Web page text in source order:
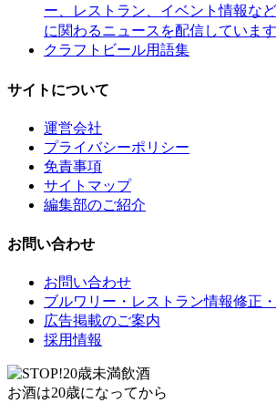
ー、レストラン、イベント情報な
に関わるニュースを配信しています
クラフトビール用語集
サイトについて
運営会社
プライバシーポリシー
免責事項
サイトマップ
編集部のご紹介
お問い合わせ
お問い合わせ
ブルワリー・レストラン情報修正
広告掲載のご案内
採用情報
お酒は20歳になってから